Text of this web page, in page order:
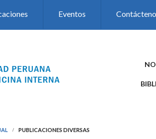
Eventos
PUBLICACIONES DIVERSAS